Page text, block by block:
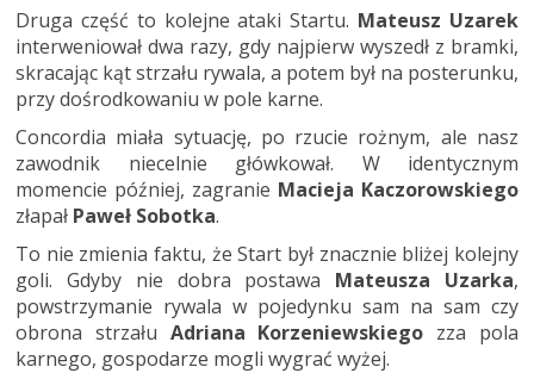
Druga część to kolejne ataki Startu. Mateusz Uzarek
interweniował dwa razy, gdy najpierw wyszedł z bramki,
skracając kąt strzału rywala, a potem był na posterunku,
przy dośrodkowaniu w pole karne.
Concordia miała sytuację, po rzucie rożnym, ale nasz
zawodnik niecelnie główkował. W identycznym
momencie później, zagranie Macieja Kaczorowskiego
złapał Paweł Sobotka.
To nie zmienia faktu, że Start był znacznie bliżej kolejny
goli. Gdyby nie dobra postawa Mateusza Uzarka,
powstrzymanie rywala w pojedynku sam na sam czy
obrona strzału Adriana Korzeniewskiego zza pola
karnego, gospodarze mogli wygrać wyżej.